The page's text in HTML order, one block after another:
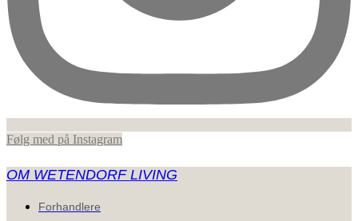
Følg med på Instagram
OM WETENDORF LIVING
Forhandlere